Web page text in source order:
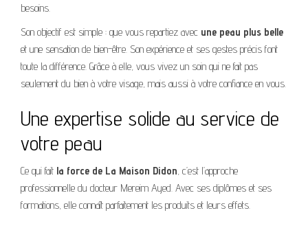
besoins.
Son objectif est simple : que vous repartiez avec une peau plus belle
et une sensation de bien-être. Son expérience et ses gestes précis font
toute la différence. Grâce à elle, vous vivez un soin qui ne fait pas
seulement du bien à votre visage, mais aussi à votre confiance en vous.
Une expertise solide au service de
votre peau
Ce qui fait la force de La Maison Didon, c’est l’approche
professionnelle du docteur Mereim Ayed. Avec ses diplômes et ses
formations, elle connaît parfaitement les produits et leurs effets.